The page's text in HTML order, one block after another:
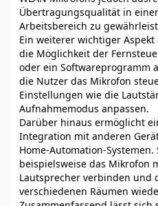
Übertragungsqualität in
Arbeitsbereich zu
Ein weiterer wichtiger
die Möglichkeit der
oder ein Softwareprogramm
die Nutzer das Mikrofon
Einstellungen wie die
Aufnahmemodus anpassen.
Darüber hinaus ermöglicht
Integration mit anderen
Home-Automation-
beispielsweise das Mikrofon
Lautsprecher verbinden und
verschiedenen Räumen